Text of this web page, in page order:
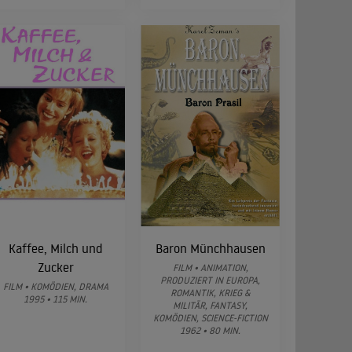
Kaffee, Milch und
Zucker
FILM • KOMÖDIEN, DRAMA
1995 • 115 MIN.
Baron Münchhausen
FILM • ANIMATION,
PRODUZIERT IN EUROPA,
ROMANTIK, KRIEG &
MILITÄR, FANTASY,
KOMÖDIEN, SCIENCE-FICTION
1962 • 80 MIN.